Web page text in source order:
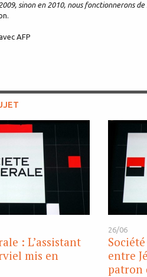
sinon en 2010, nous fonctionnerons
AFP
: L’assistant
mis en
26/06
entre
patron